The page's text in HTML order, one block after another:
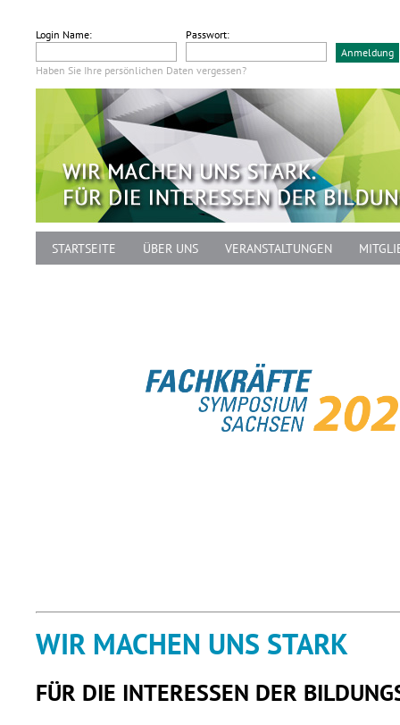
Login Name: Passwort:
Haben Sie Ihre persönlichen Daten vergessen?
STARTSEITE ÜBER UNS VERANSTALTUNGEN
WIR MACHEN UNS STARK
FÜR DIE INTERESSEN DER